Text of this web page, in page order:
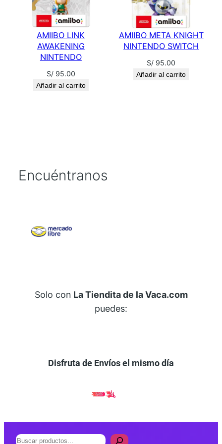
AMIIBO LINK
AWAKENING
NINTENDO
S/95.00
Añadir al carrito
AMIIBO META KNIGHT
NINTENDO SWITCH
S/ 95.00
Añadir al carrito
Encuéntranos
Solo con La Tiendita de la Vaca.com
puedes:
Disfruta de Envíos el mismo día
B